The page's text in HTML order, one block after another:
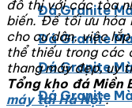
Đá Granite
Đá Granite
Đá Granite
Đá Granite
đô thị với các tòa
biến. Để tối ưu hóa
cho cư dân, việc
thể thiếu trong các
thang máy đẹp, uy
Tổng kho đá Miền
máy tại Hà Nội.